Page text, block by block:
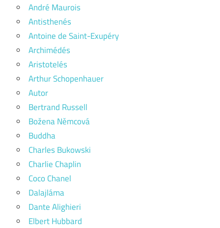
André Maurois
Antisthenés
Antoine de Saint-Exupéry
Archimédés
Aristotelés
Arthur Schopenhauer
Autor
Bertrand Russell
Božena Němcová
Buddha
Charles Bukowski
Charlie Chaplin
Coco Chanel
Dalajláma
Dante Alighieri
Elbert Hubbard